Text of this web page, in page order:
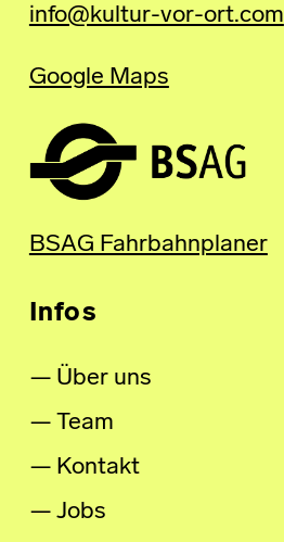
info@kultur-vor-ort.com
Google Maps
BSAG Fahrbahnplaner
Infos
Über uns
Team
Kontakt
Jobs